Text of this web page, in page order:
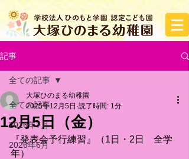
記事
全ての記事
2026年7月
2026年6月
全ての記事
12月5日（金）
大塚ひのまる幼稚園
2025年12月5日 読了時間: 1分
『発表会予行練習』（1日・2日　全学
年）